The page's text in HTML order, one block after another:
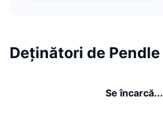
Deținători de Pendle
Se încarcă...